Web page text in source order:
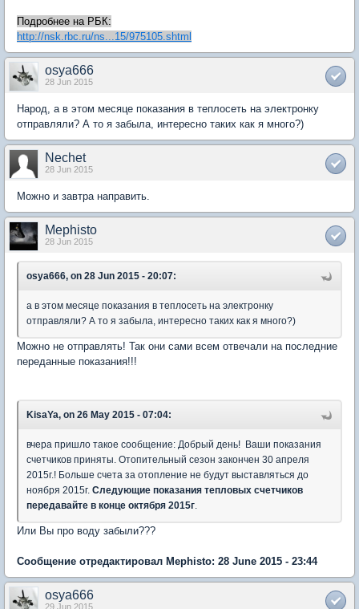
Подробнее на РБК:
http://nsk.rbc.ru/ns...15/975105.shtml
osya666
28 Jun 2015
Народ, а в этом месяце показания в теплосеть на электронку
отправляли? А то я забыла, интересно таких как я много?)
Nechet
28 Jun 2015
Можно и завтра направить.
Mephisto
28 Jun 2015
osya666, on 28 Jun 2015 - 20:07:
а в этом месяце показания в теплосеть на электронку
отправляли? А то я забыла, интересно таких как я много?)
Можно не отправлять! Так они сами всем отвечали на последние
переданные показания!!!
KisaYa, on 26 May 2015 - 07:04:
вчера пришло такое сообщение: Добрый день! Ваши показания
счетчиков приняты. Отопительный сезон закончен 30 апреля
2015г.! Больше счета за отопление не будут выставляться до
ноября 2015г. Следующие показания тепловых счетчиков
передавайте в конце октября 2015г.
Или Вы про воду забыли???
Сообщение отредактировал Mephisto: 28 June 2015 - 23:44
osya666
29 Jun 2015